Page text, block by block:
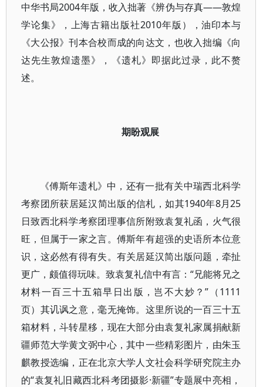
中华书局2004年版，收入拙著《辨伪与存真——敦煌
学论集》，上海古籍出版社2010年版），油印本与
《大公报》刊本合校而成的向达文，也收入拙编《向
达先生敦煌遗墨》，《遗札》即据此过录，此不赘
述。
期盼观展
《傅斯年遗札》中，还有一批有关中瑞西北科学
考察团所获居延汉简出版的信札，如其1940年8月25
日致西北科学考察团理事信所附致袁复礼函，火气很
旺，但属于一家之言。傅斯年有超强的史语所本位意
识，这必然有得有失。有关居延汉简出版问题，牵扯
更广，颇值得玩味。致袁复礼信中有言：“兄能将兄之
材料一百三十五箱早日出版，岂不大妙？”（1111
页）其讥讽之意，毫无掩饰。这里所说的一百三十五
箱材料，斗转星移，现在大部分由袁复礼家属捐献新
疆师范大学黄文弼中心，其中一些精彩图片，由朱玉
麒教授选编，正在北京大学人文社会科学研究院主办
的“袁复礼旧藏西北科考团摄影·新疆”专题展中亮相，